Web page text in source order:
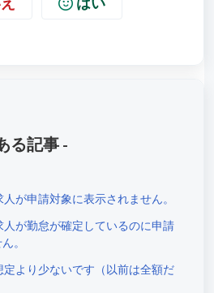
る記事 -
が申請対象に表示されません。
人が勤怠が確定しているのに申請
。
定より少ないです（以前は全額だ